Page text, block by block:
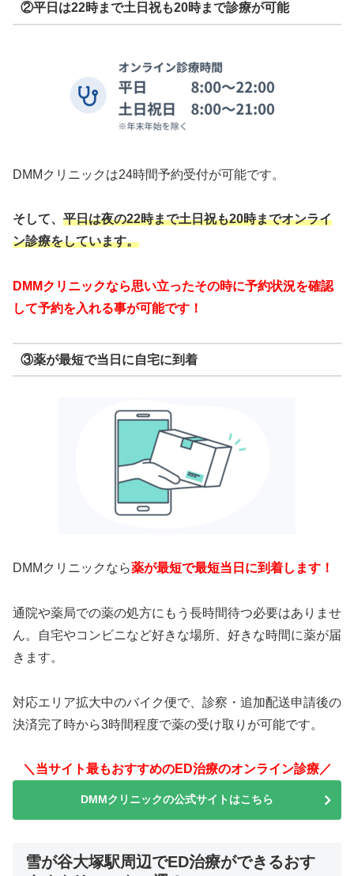
②平日は22時まで土日祝も20時まで診療が可能
DMMクリニックは24時間予約受付が可能です。
そして、 平日は夜の22時まで土日祝も20時までオンライ
ン診療をしています。
DMMクリニックなら思い立ったその時に予約状況を確認
して予約を入れる事が可能です！
③薬が最短で当日に自宅に到着
DMMクリニックなら薬が最短で最短当日に到着します！
通院や薬局での薬の処方にもう長時間待つ必要はありませ
ん。自宅やコンビニなど好きな場所、好きな時間に薬が届
きます。
対応エリア拡大中のバイク便で、診察・追加配送申請後の
決済完了時から3時間程度で薬の受け取りが可能です。
＼当サイト最もおすすめのED治療のオンライン診療／
DMMクリニックの公式サイトはこちら
雪が谷大塚駅周辺でED治療ができるおす